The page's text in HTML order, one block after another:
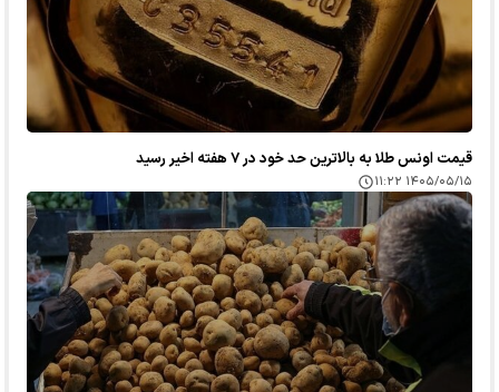
قیمت اونس طلا به بالاترین حد خود در ۷ هفته اخیر رسید
۱۴۰۵/۰۵/۱۵ ۱۱:۲۲